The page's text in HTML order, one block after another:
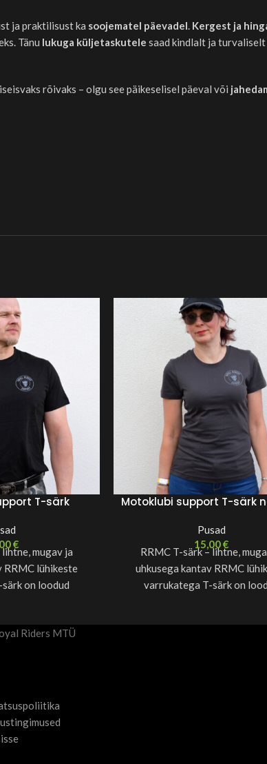
ja praktilisust ka soojematel päevadel. Kergest ja
Tänu lukuga küljetaskutele saad kindlalt ja
rõivaks – olgu see päikeselisel päeval või
T-särk
€
mugav ja
RRMC lühikeste
on loodud
Motoklubi support T-särk
Pusad
15,00€
RRMC T-särk – lihtne,
uhkusega kantav RRMC
varrukatega T-särk on
Riders MTÜ